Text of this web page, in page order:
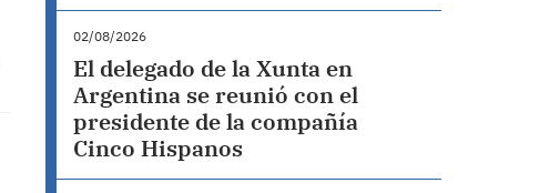
02/08/2026
El delegado de la Xunta en
Argentina se reunió con el
presidente de la compañía
Cinco Hispanos